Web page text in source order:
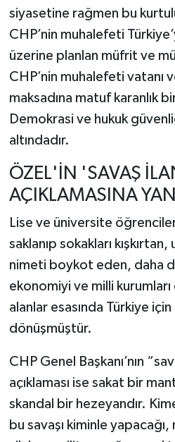
siyasetine rağmen bu
CHP’nin muhalefeti
üzerine planlan müfrit ve
CHP’nin muhalefeti vatanı
maksadına matuf karanlık
Demokrasi ve hukuk
altındadır.
ÖZEL'İN 'SAVAŞ
AÇIKLAMASINA
Lise ve üniversite
saklanıp sokakları kışkırtan,
nimeti boykot eden, daha
ekonomiyi ve milli
alanlar esasında Türkiye
dönüşmüştür.
CHP Genel Başkanı’nın
açıklaması ise sakat bir
skandal bir hezeyandır.
bu savaşı kiminle yapacağı,